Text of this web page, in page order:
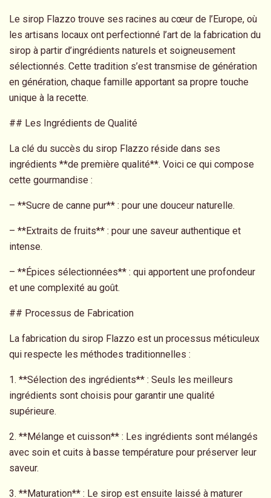
Le sirop Flazzo trouve ses racines au cœur de l’Europe, où
les artisans locaux ont perfectionné l’art de la fabrication du
sirop à partir d’ingrédients naturels et soigneusement
sélectionnés. Cette tradition s’est transmise de génération
en génération, chaque famille apportant sa propre touche
unique à la recette.
## Les Ingrédients de Qualité
La clé du succès du sirop Flazzo réside dans ses
ingrédients **de première qualité**. Voici ce qui compose
cette gourmandise :
– **Sucre de canne pur** : pour une douceur naturelle.
– **Extraits de fruits** : pour une saveur authentique et
intense.
– **Épices sélectionnées** : qui apportent une profondeur
et une complexité au goût.
## Processus de Fabrication
La fabrication du sirop Flazzo est un processus méticuleux
qui respecte les méthodes traditionnelles :
1. **Sélection des ingrédients** : Seuls les meilleurs
ingrédients sont choisis pour garantir une qualité
supérieure.
2. **Mélange et cuisson** : Les ingrédients sont mélangés
avec soin et cuits à basse température pour préserver leur
saveur.
3. **Maturation** : Le sirop est ensuite laissé à maturer